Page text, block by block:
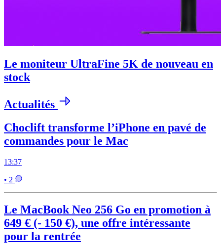
Le moniteur UltraFine 5K de nouveau en
stock
Actualités
Choclift transforme l’iPhone en pavé de
commandes pour le Mac
13:37
• 2
Le MacBook Neo 256 Go en promotion à
649 € (- 150 €), une offre intéressante
pour la rentrée